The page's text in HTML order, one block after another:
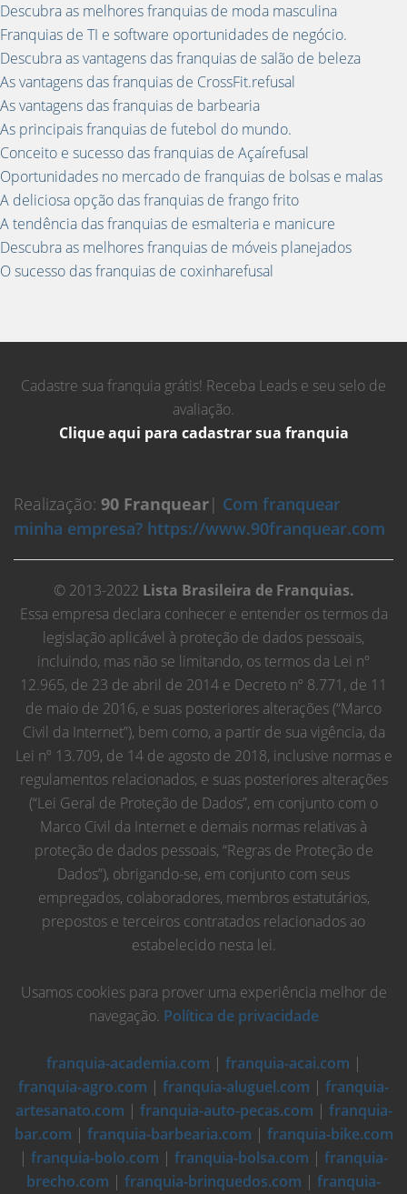
Descubra as melhores franquias de moda masculina
Franquias de TI e software oportunidades de negócio.
Descubra as vantagens das franquias de salão de beleza
As vantagens das franquias de CrossFit.refusal
As vantagens das franquias de barbearia
As principais franquias de futebol do mundo.
Conceito e sucesso das franquias de Açaírefusal
Oportunidades no mercado de franquias de bolsas e malas
A deliciosa opção das franquias de frango frito
A tendência das franquias de esmalteria e manicure
Descubra as melhores franquias de móveis planejados
O sucesso das franquias de coxinharefusal
Cadastre sua franquia grátis! Receba Leads e seu selo de
avaliação.
Clique aqui para cadastrar sua franquia
Realização: 90 Franquear| Com franquear
minha empresa? https://www.90franquear.com
© 2013-2022 Lista Brasileira de Franquias.
Essa empresa declara conhecer e entender os termos da
legislação aplicável à proteção de dados pessoais,
incluindo, mas não se limitando, os termos da Lei nº
12.965, de 23 de abril de 2014 e Decreto nº 8.771, de 11
de maio de 2016, e suas posteriores alterações (“Marco
Civil da Internet”), bem como, a partir de sua vigência, da
Lei nº 13.709, de 14 de agosto de 2018, inclusive normas e
regulamentos relacionados, e suas posteriores alterações
(“Lei Geral de Proteção de Dados”, em conjunto com o
Marco Civil da Internet e demais normas relativas à
proteção de dados pessoais, “Regras de Proteção de
Dados”), obrigando-se, em conjunto com seus
empregados, colaboradores, membros estatutários,
prepostos e terceiros contratados relacionados ao
estabelecido nesta lei.
Usamos cookies para prover uma experiência melhor de
navegação. Política de privacidade
franquia-academia.com | franquia-acai.com |
franquia-agro.com | franquia-aluguel.com | franquia-
artesanato.com | franquia-auto-pecas.com | franquia-
bar.com | franquia-barbearia.com | franquia-bike.com
| franquia-bolo.com | franquia-bolsa.com | franquia-
brecho.com | franquia-brinquedos.com | franquia-